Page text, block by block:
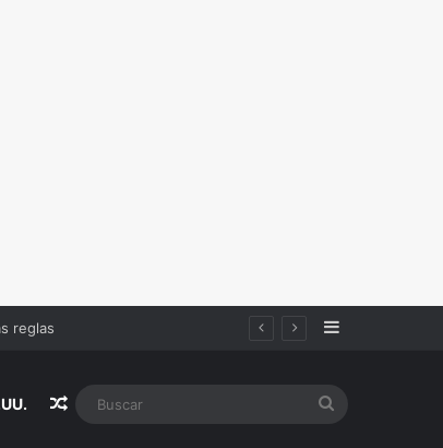
Sidebar
Random Article